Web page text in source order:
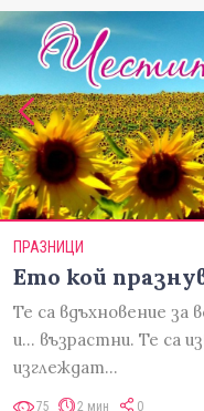
ПРАЗНИЦИ
Ето кой
Те са вдъхновение за
и... възрастни. Те са
изглеждат…
75 2 мин 0